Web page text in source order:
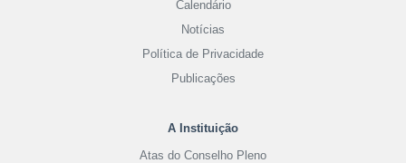
Calendário
Notícias
Política de Privacidade
Publicações
A Instituição
Atas do Conselho Pleno